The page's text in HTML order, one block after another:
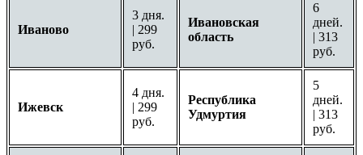
Иваново
3 дня.
| 299
руб.
Ивановская
область
6
дней.
| 313
руб.
Ижевск
4 дня.
| 299
руб.
Республика
Удмуртия
5
дней.
| 313
руб.